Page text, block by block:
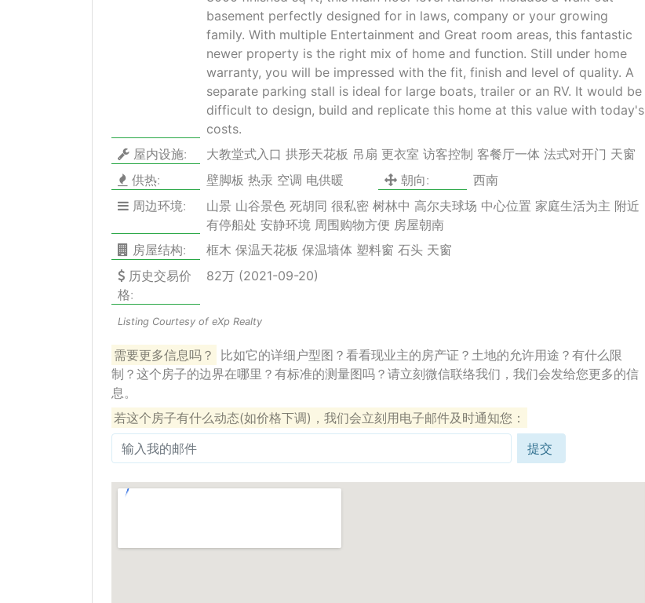
basement perfectly designed for in laws, company or your growing
family. With multiple Entertainment and Great room areas, this fantastic
newer property is the right mix of home and function. Still under home
warranty, you will be impressed with the fit, finish and level of quality. A
separate parking stall is ideal for large boats, trailer or an RV. It would be
difficult to design, build and replicate this home at this value with today's
costs.
屋内设施:
大教堂式入口 拱形天花板 吊扇 更衣室 访客控制 客餐厅一体 法式对开门 天窗
供热:
壁脚板 热汞 空调 电供暖 朝向:
西南
周边环境:
山景 山谷景色 死胡同 很私密 树林中 高尔夫球场 中心位置 家庭生活为主 附近
有停船处 安静环境 周围购物方便 房屋朝南
房屋结构:
框木 保温天花板 保温墙体 塑料窗 石头 天窗
历史交易价
格:
82万 (2021-09-20)
Listing Courtesy of eXp Realty
需要更多信息吗？
比如它的详细户型图？看看现业主的房产证？土地的允许用途？有什么限
制？这个房子的边界在哪里？有标准的测量图吗？请立刻微信联络我们，我们会发给您更多的信
息。
若这个房子有什么动态(如价格下调)，我们会立刻用电子邮件及时通知您：
提交